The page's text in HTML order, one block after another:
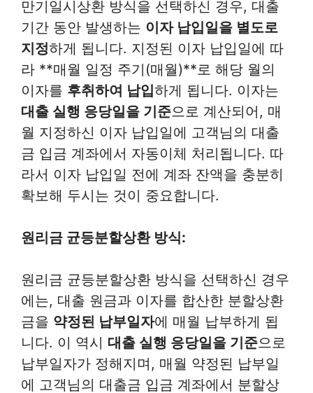
만기일시상환 방식을 선택하신 경우, 대출
기간 동안 발생하는 이자 납입일을 별도로
지정하게 됩니다. 지정된 이자 납입일에 따
라 **매월 일정 주기(매월)**로 해당 월의
이자를 후취하여 납입하게 됩니다. 이자는
대출 실행 응당일을 기준으로 계산되어, 매
월 지정하신 이자 납입일에 고객님의 대출
금 입금 계좌에서 자동이체 처리됩니다. 따
라서 이자 납입일 전에 계좌 잔액을 충분히
확보해 두시는 것이 중요합니다.
원리금 균등분할상환 방식:
원리금 균등분할상환 방식을 선택하신 경우
에는, 대출 원금과 이자를 합산한 분할상환
금을 약정된 납부일자에 매월 납부하게 됩
니다. 이 역시 대출 실행 응당일을 기준으로
납부일자가 정해지며, 매월 약정된 납부일
에 고객님의 대출금 입금 계좌에서 분할상